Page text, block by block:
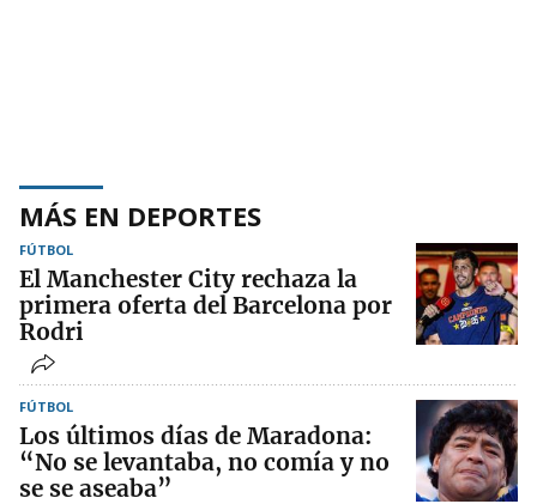
MÁS EN DEPORTES
FÚTBOL
El Manchester City rechaza la
primera oferta del Barcelona por
Rodri
FÚTBOL
Los últimos días de Maradona:
“No se levantaba, no comía y no
se se aseaba”